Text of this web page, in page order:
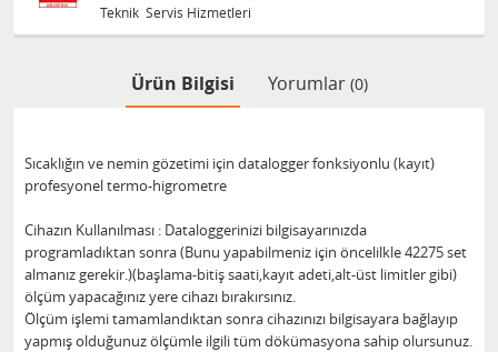
Teknik Servis Hizmetleri
Ürün Bilgisi Yorumlar (0)
Sıcaklığın ve nemin gözetimi için datalogger fonksiyonlu (kayıt)
profesyonel termo-higrometre
Cihazın Kullanılması : Dataloggerinizi bilgisayarınızda
programladıktan sonra (Bunu yapabilmeniz için öncelilkle 42275 set
almanız gerekir.)(başlama-bitiş saati,kayıt adeti,alt-üst limitler gibi)
ölçüm yapacağınız yere cihazı bırakırsınız.
Ölçüm işlemi tamamlandıktan sonra cihazınızı bilgisayara bağlayıp
yapmış olduğunuz ölçümle ilgili tüm dökümasyona sahip olursunuz.